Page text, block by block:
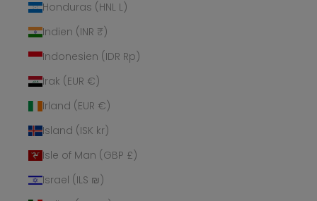
Honduras (HNL L)
Indien (INR ₹)
Indonesien (IDR Rp)
Irak (EUR €)
Irland (EUR €)
Island (ISK kr)
Isle of Man (GBP £)
Israel (ILS ₪)